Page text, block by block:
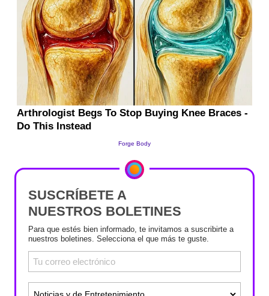
SUSCRÍBETE A
NUESTROS BOLETINES
Para que estés bien informado, te invitamos a suscribirte a
nuestros boletines. Selecciona el que más te guste.